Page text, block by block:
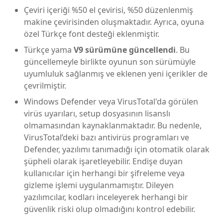
Çeviri içeriği %50 el çevirisi, %50 düzenlenmiş
makine çevirisinden oluşmaktadır. Ayrıca, oyuna
özel Türkçe font desteği eklenmiştir.
Türkçe yama V9 sürümüne güncellendi. Bu
güncellemeyle birlikte oyunun son sürümüyle
uyumluluk sağlanmış ve eklenen yeni içerikler de
çevrilmiştir.
Windows Defender veya VirusTotal'da görülen
virüs uyarıları, setup dosyasının lisanslı
olmamasından kaynaklanmaktadır. Bu nedenle,
VirusTotal’deki bazı antivirüs programları ve
Defender, yazılımı tanımadığı için otomatik olarak
şüpheli olarak işaretleyebilir. Endişe duyan
kullanıcılar için herhangi bir şifreleme veya
gizleme işlemi uygulanmamıştır. Dileyen
yazılımcılar, kodları inceleyerek herhangi bir
güvenlik riski olup olmadığını kontrol edebilir.